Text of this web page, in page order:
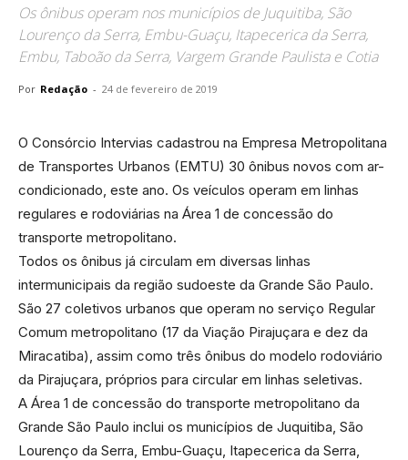
Os ônibus operam nos municípios de Juquitiba, São
Lourenço da Serra, Embu-Guaçu, Itapecerica da Serra,
Embu, Taboão da Serra, Vargem Grande Paulista e Cotia
Por Redação - 24 de fevereiro de 2019
O Consórcio Intervias cadastrou na Empresa Metropolitana
de Transportes Urbanos (EMTU) 30 ônibus novos com ar-
condicionado, este ano. Os veículos operam em linhas
regulares e rodoviárias na Área 1 de concessão do
transporte metropolitano.
Todos os ônibus já circulam em diversas linhas
intermunicipais da região sudoeste da Grande São Paulo.
São 27 coletivos urbanos que operam no serviço Regular
Comum metropolitano (17 da Viação Pirajuçara e dez da
Miracatiba), assim como três ônibus do modelo rodoviário
da Pirajuçara, próprios para circular em linhas seletivas.
A Área 1 de concessão do transporte metropolitano da
Grande São Paulo inclui os municípios de Juquitiba, São
Lourenço da Serra, Embu-Guaçu, Itapecerica da Serra,